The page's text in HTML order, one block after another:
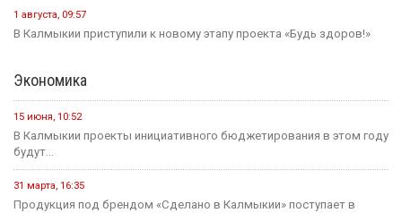
1 августа, 09:57
В Калмыкии приступили к новому этапу проекта «Будь здоров!»
Экономика
15 июня, 10:52
В Калмыкии проекты инициативного бюджетирования в этом году
будут...
31 марта, 16:35
Продукция под брендом «Сделано в Калмыкии» поступает в